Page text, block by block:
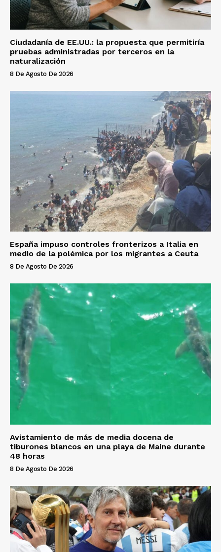
Ciudadanía de EE.UU.: la propuesta que permitiría
pruebas administradas por terceros en la
naturalización
8 De Agosto De 2026
España impuso controles fronterizos a Italia en
medio de la polémica por los migrantes a Ceuta
8 De Agosto De 2026
Avistamiento de más de media docena de
tiburones blancos en una playa de Maine durante
48 horas
8 De Agosto De 2026